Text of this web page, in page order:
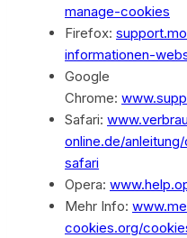
manage-cookies
Firefox:
informationen-
Google
Chrome:
Safari:
online.de/
safari
Opera:
Mehr Info:
cookies.org/